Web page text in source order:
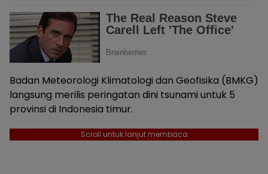
Badan Meteorologi Klimatologi dan Geofisika (BMKG)
langsung merilis peringatan dini tsunami untuk 5
provinsi di Indonesia timur.
Scroll untuk lanjut membaca